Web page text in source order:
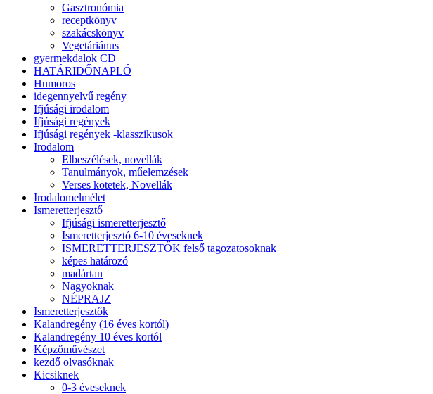
Gasztronómia
receptkönyv
szakácskönyv
Vegetáriánus
gyermekdalok CD
HATÁRIDŐNAPLÓ
Humoros
idegennyelvű regény
Ifjúsági irodalom
Ifjúsági regények
Ifjúsági regények -klasszikusok
Irodalom
Elbeszélések, novellák
Tanulmányok, műelemzések
Verses kötetek, Novellák
Irodalomelmélet
Ismeretterjesztő
Ifjúsági ismeretterjesztő
Ismeretterjesztó 6-10 éveseknek
ISMERETTERJESZTŐK felső tagozatosoknak
képes határozó
madártan
Nagyoknak
NÉPRAJZ
Ismeretterjesztők
Kalandregény (16 éves kortól)
Kalandregény 10 éves kortól
Képzőművészet
kezdő olvasóknak
Kicsiknek
0-3 éveseknek